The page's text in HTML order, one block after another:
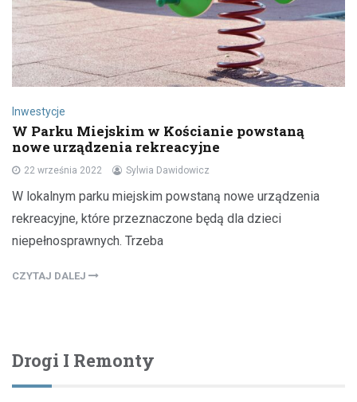
Inwestycje
W Parku Miejskim w Kościanie powstaną
nowe urządzenia rekreacyjne
22 września 2022 Sylwia Dawidowicz
W lokalnym parku miejskim powstaną nowe urządzenia
rekreacyjne, które przeznaczone będą dla dzieci
niepełnosprawnych. Trzeba
CZYTAJ DALEJ
Drogi I Remonty